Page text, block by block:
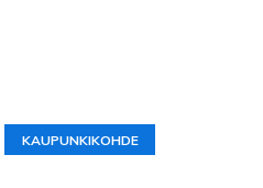
KAUPUNKIKOHDE